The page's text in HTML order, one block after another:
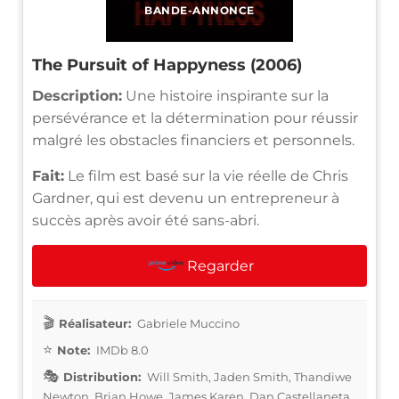
BANDE-ANNONCE
The Pursuit of Happyness (2006)
Description: Une histoire inspirante sur la
persévérance et la détermination pour réussir
malgré les obstacles financiers et personnels.
Fait: Le film est basé sur la vie réelle de Chris
Gardner, qui est devenu un entrepreneur à
succès après avoir été sans-abri.
Regarder
Réalisateur: Gabriele Muccino
Note: IMDb 8.0
Distribution: Will Smith, Jaden Smith, Thandiwe
Newton, Brian Howe, James Karen, Dan Castellaneta